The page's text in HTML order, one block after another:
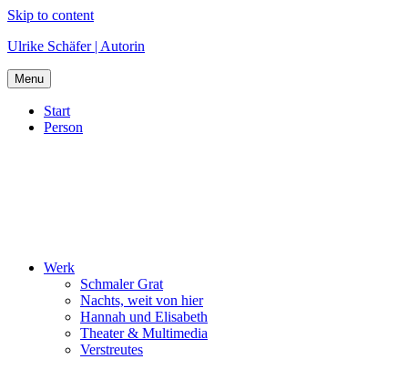
Skip to content
Ulrike Schäfer | Autorin
Menu
Start
Person
Werk
Schmaler Grat
Nachts, weit von hier
Hannah und Elisabeth
Theater & Multimedia
Verstreutes